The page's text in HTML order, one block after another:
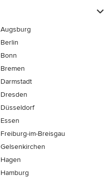
Augsburg
Berlin
Bonn
Bremen
Darmstadt
Dresden
Düsseldorf
Essen
Freiburg-im-Breisgau
Gelsenkirchen
Hagen
Hamburg